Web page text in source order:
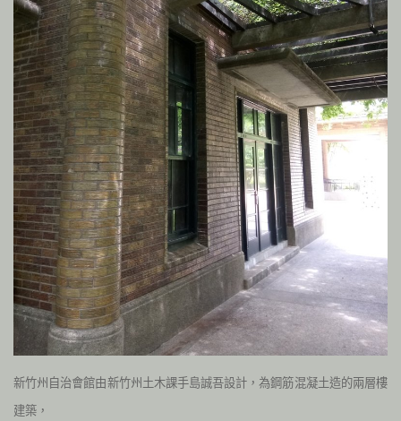
新竹州自治會館由新竹州土木課手島誠吾設計，為鋼筋混凝土造的兩層樓
建築，